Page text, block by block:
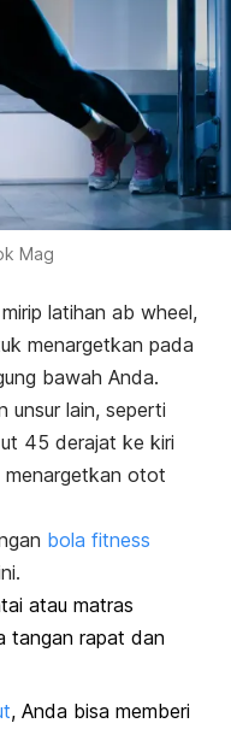
Mag
latihan ab wheel,
menargetkan pada
bawah Anda.
unsur lain, seperti
45 derajat ke kiri
menargetkan otot
bola fitness
atau matras
tangan rapat dan
, Anda bisa memberi